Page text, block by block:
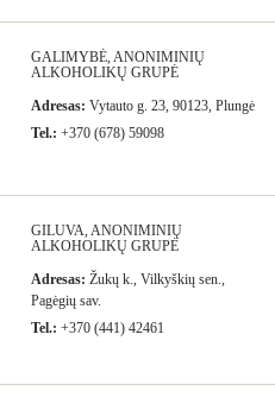
GALIMYBĖ, ANONIMINIŲ
ALKOHOLIKŲ GRUPĖ
Adresas: Vytauto g. 23, 90123, Plungė
Tel.: +370 (678) 59098
GILUVA, ANONIMINIŲ
ALKOHOLIKŲ GRUPĖ
Adresas: Žukų k., Vilkyškių sen.,
Pagėgių sav.
Tel.: +370 (441) 42461